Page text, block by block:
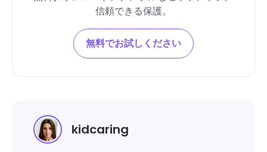
信頼できる保護。
無料でお試しください
kidcaring